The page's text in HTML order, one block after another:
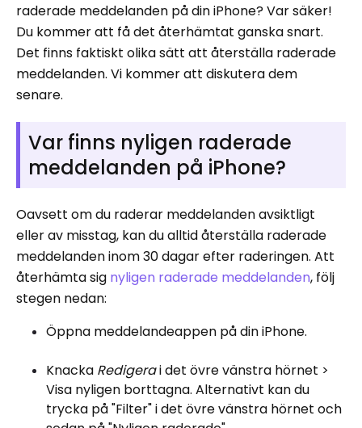
raderade meddelanden på din iPhone? Var säker!
Du kommer att få det återhämtat ganska snart.
Det finns faktiskt olika sätt att återställa raderade
meddelanden. Vi kommer att diskutera dem
senare.
Var finns nyligen raderade
meddelanden på iPhone?
Oavsett om du raderar meddelanden avsiktligt
eller av misstag, kan du alltid återställa raderade
meddelanden inom 30 dagar efter raderingen. Att
återhämta sig nyligen raderade meddelanden, följ
stegen nedan:
Öppna meddelandeappen på din iPhone.
Knacka Redigerai det övre vänstra hörnet >
Visa nyligen borttagna. Alternativt kan du
trycka på "Filter" i det övre vänstra hörnet och